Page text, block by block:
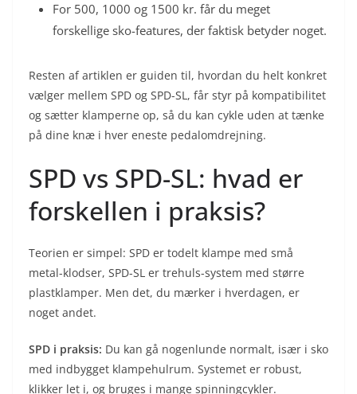
For 500, 1000 og 1500 kr. får du meget
forskellige sko-features, der faktisk betyder noget.
Resten af artiklen er guiden til, hvordan du helt konkret
vælger mellem SPD og SPD-SL, får styr på kompatibilitet
og sætter klamperne op, så du kan cykle uden at tænke
på dine knæ i hver eneste pedalomdrejning.
SPD vs SPD-SL: hvad er
forskellen i praksis?
Teorien er simpel: SPD er todelt klampe med små
metal-klodser, SPD-SL er trehuls-system med større
plastklamper. Men det, du mærker i hverdagen, er
noget andet.
SPD i praksis: Du kan gå nogenlunde normalt, især i sko
med indbygget klampehulrum. Systemet er robust,
klikker let i, og bruges i mange spinningcykler.